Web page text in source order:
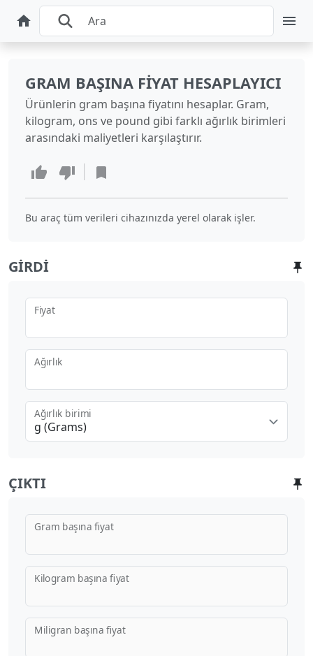
GRAM BAŞINA FIYAT HESAPLAYICI
Ürünlerin gram başına fiyatını hesaplar. Gram,
kilogram, ons ve pound gibi farklı ağırlık birimleri
arasındaki maliyetleri karşılaştırır.
Bu araç tüm verileri cihazınızda yerel olarak işler.
GIRDI
Fiyat
Ağırlık
g (Grams)
Ağırlık birimi
ÇIKTI
Gram başına fiyat
Kilogram başına fiyat
Miligran başına fiyat